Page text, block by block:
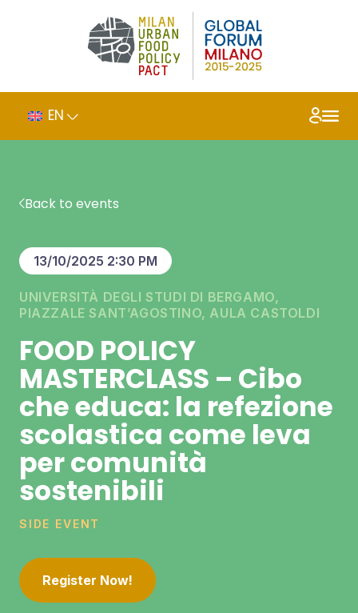
EN
Back to events
13/10/2025 2:30 PM
UNIVERSITÀ DEGLI STUDI DI BERGAMO,
PIAZZALE SANT’AGOSTINO, AULA CASTOLDI
FOOD POLICY
MASTERCLASS – Cibo
che educa: la refezione
scolastica come leva
per comunità
sostenibili
SIDE EVENT
Register Now!